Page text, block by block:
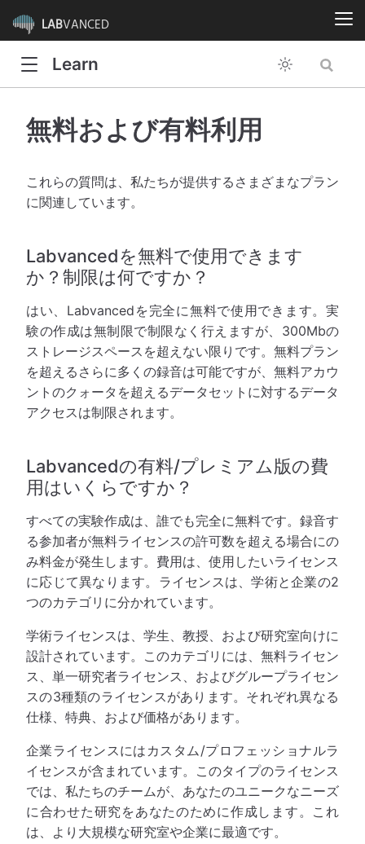
LABVANCED
Learn
無料および有料利用
これらの質問は、私たちが提供するさまざまなプラン
に関連しています。
Labvancedを無料で使用できます
か？制限は何ですか？
はい、Labvancedを完全に無料で使用できます。実
験の作成は無制限で制限なく行えますが、300Mbの
ストレージスペースを超えない限りです。無料プラン
を超えるさらに多くの録音は可能ですが、無料アカウ
ントのクォータを超えるデータセットに対するデータ
アクセスは制限されます。
Labvancedの有料/プレミアム版の費
用はいくらですか？
すべての実験作成は、誰でも完全に無料です。録音す
る参加者が無料ライセンスの許可数を超える場合にの
み料金が発生します。費用は、使用したいライセンス
に応じて異なります。ライセンスは、学術と企業の2
つのカテゴリに分かれています。
学術ライセンスは、学生、教授、および研究室向けに
設計されています。このカテゴリには、無料ライセン
ス、単一研究者ライセンス、およびグループライセン
スの3種類のライセンスがあります。それぞれ異なる
仕様、特典、および価格があります。
企業ライセンスにはカスタム/プロフェッショナルラ
イセンスが含まれています。このタイプのライセンス
では、私たちのチームが、あなたのユニークなニーズ
に合わせた研究をあなたのために作成します。これ
は、より大規模な研究室や企業に最適です。